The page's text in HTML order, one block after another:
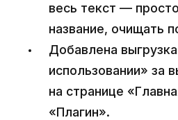
весь текст —
название, очищать
Добавлена
использовании» за
на странице
«Плагин».